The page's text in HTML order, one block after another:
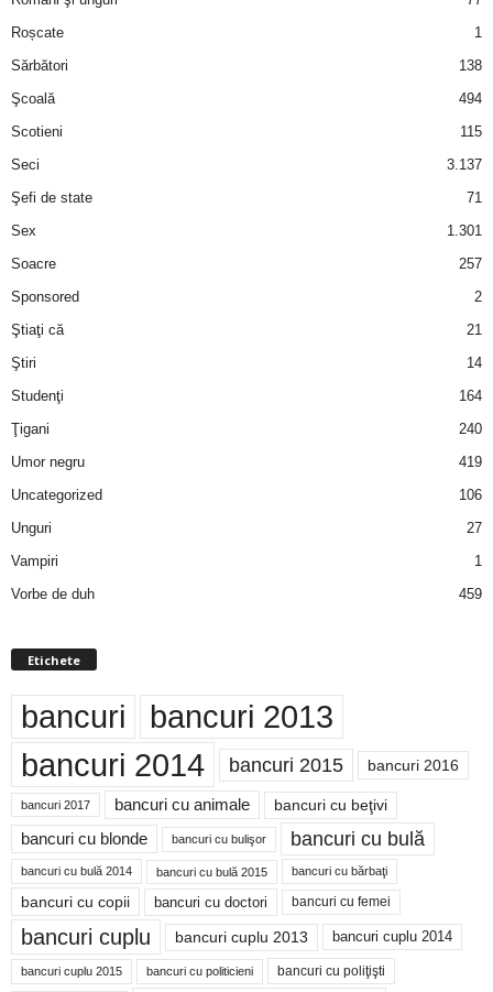
Roșcate
1
Sărbători
138
Şcoală
494
Scotieni
115
Seci
3.137
Şefi de state
71
Sex
1.301
Soacre
257
Sponsored
2
Ştiaţi că
21
Ştiri
14
Studenţi
164
Ţigani
240
Umor negru
419
Uncategorized
106
Unguri
27
Vampiri
1
Vorbe de duh
459
Etichete
bancuri bancuri 2013
bancuri 2014 bancuri 2015 bancuri 2016
bancuri 2017 bancuri cu animale bancuri cu beţivi
bancuri cu blonde bancuri cu bulişor bancuri cu bulă
bancuri cu bulă 2014 bancuri cu bulă 2015 bancuri cu bărbaţi
bancuri cu copii bancuri cu doctori bancuri cu femei
bancuri cuplu bancuri cuplu 2013 bancuri cuplu 2014
bancuri cuplu 2015 bancuri cu politicieni bancuri cu poliţişti